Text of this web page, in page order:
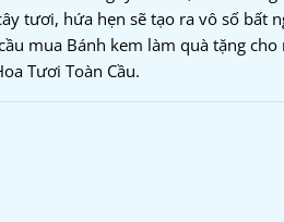
tươi, hứa hẹn sẽ tạo ra vô số bất
mua Bánh kem làm quà tặng
Tươi Toàn Cầu.